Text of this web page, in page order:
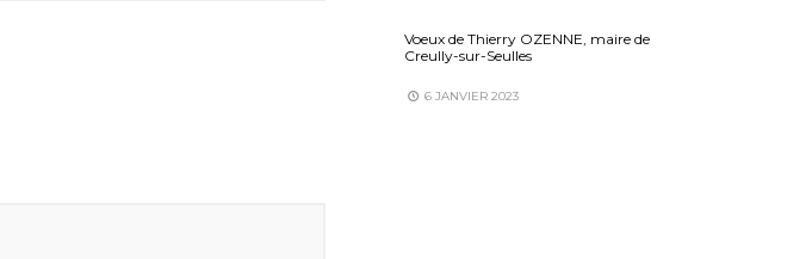
Voeux de Thierry OZENNE, maire de
Creully-sur-Seulles
6 JANVIER 2023